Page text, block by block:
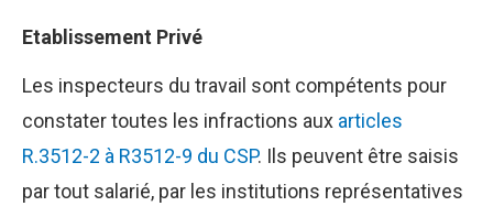
Etablissement Privé
Les inspecteurs du travail sont compétents pour
constater toutes les infractions aux articles
R.3512-2 à R3512-9 du CSP. Ils peuvent être saisis
par tout salarié, par les institutions représentatives